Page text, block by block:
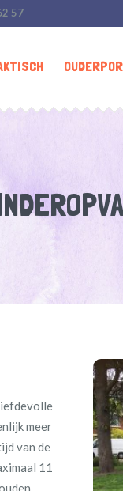
57
meer
van de
11